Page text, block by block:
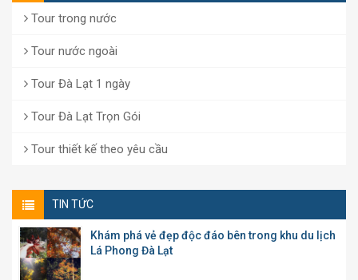
Tour trong nước
Tour nước ngoài
Tour Đà Lạt 1 ngày
Tour Đà Lạt Trọn Gói
Tour thiết kế theo yêu cầu
TIN TỨC
Khám phá vẻ đẹp độc đáo bên trong khu du lịch
Lá Phong Đà Lạt